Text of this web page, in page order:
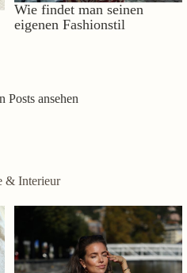
Wie findet man seinen
eigenen Fashionstil
Posts ansehen
& Interieur